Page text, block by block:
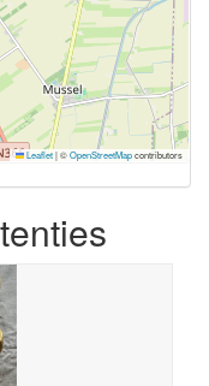
Leaflet|©OpenStreetMapcontributors